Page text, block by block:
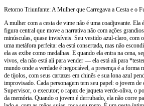
Retorno Triunfante: A Mulher que Carregava a Cesta e o
A mulher com a cesta de vime não é uma coadjuvante. Ela
figura central que move a narrativa não com ações
minúsculas, quase invisíveis. Seu vestido azul-claro, com
uma metáfora perfeita: ela está consertada, mas não
ela as exibe como medalhas. E quando ela entra na cena,
vivos, ela não está ali para vender — ela está ali para
mundo onde a verdade é negociável, a presença é a forma
de tijolos, com seus cartazes em chinês e sua lona azul
improvisado. Cada personagem tem seu papel: o jovem de
Supervisor, o executor; o rapaz de jaqueta verde-oliva, o
da memória. Quando o jovem é derrubado, ela não corre